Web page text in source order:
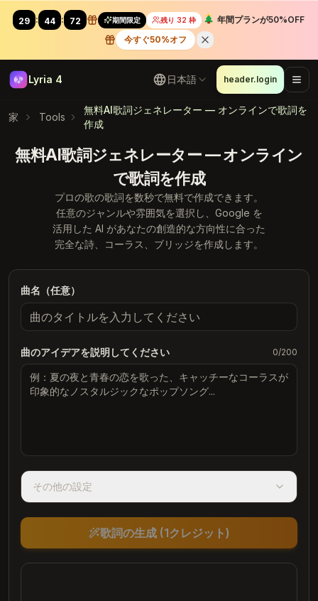
29 : 43 : 99 期間限定 残り 32 枠
年間プランが50%OFF
今すぐ50%オフ
Lyria 4 日本語 header.login
家 Tools
無料AI歌詞ジェネレーター — オンラインで歌詞を
作成
無料AI歌詞ジェネレーター — オンライン
で歌詞を作成
プロの歌の歌詞を数秒で無料で作成できます。
任意のジャンルや雰囲気を選択し、Google を
活用した AI があなたの創造的な方向性に合った
完全な詩、コーラス、ブリッジを作成します。
曲名（任意）
曲のアイデアを説明してください 0/200
その他の設定
歌詞の生成 (1クレジット)